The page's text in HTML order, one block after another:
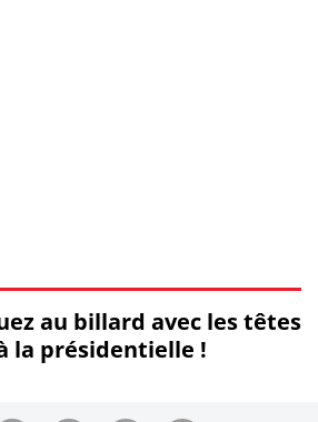
au billard avec les têtes
la présidentielle !